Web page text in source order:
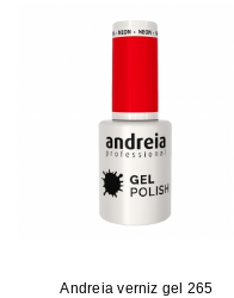
Andreia verniz gel 265